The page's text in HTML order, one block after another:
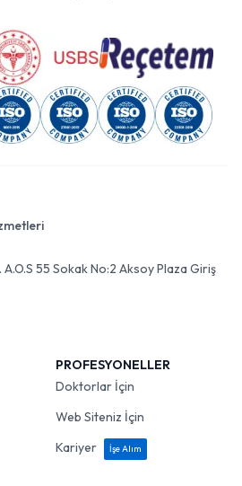
55 Sokak No:2 Aksoy Plaza Giriş
PROFESYONELLER
Doktorlar İçin
Web Siteniz İçin
Kariyer
İşe Alım